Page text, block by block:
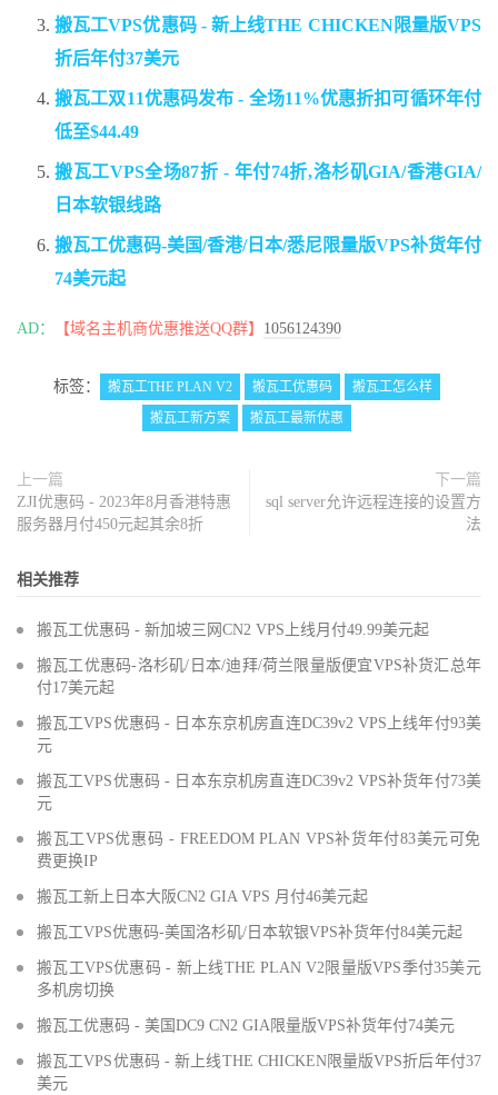
搬瓦工VPS优惠码 - 新上线THE CHICKEN限量版VPS
折后年付37美元
搬瓦工双11优惠码发布 - 全场11%优惠折扣可循环年付
低至$44.49
搬瓦工VPS全场87折 - 年付74折,洛杉矶GIA/香港GIA/
日本软银线路
搬瓦工优惠码-美国/香港/日本/悉尼限量版VPS补货年付
74美元起
AD： 【域名主机商优惠推送QQ群】 1056124390
标签： 搬瓦工THE PLAN V2 搬瓦工优惠码
搬瓦工怎么样
搬瓦工新方案
搬瓦工最新优惠
上一篇
ZJI优惠码 - 2023年8月香港特惠
服务器月付450元起其余8折
下一篇
sql server允许远程连接的设置方
法
相关推荐
搬瓦工优惠码 - 新加坡三网CN2 VPS上线月付49.99美元起
搬瓦工优惠码-洛杉矶/日本/迪拜/荷兰限量版便宜VPS补货汇总年
付17美元起
搬瓦工VPS优惠码 - 日本东京机房直连DC39v2 VPS上线年付93美
元
搬瓦工VPS优惠码 - 日本东京机房直连DC39v2 VPS补货年付73美
元
搬瓦工VPS优惠码 - FREEDOM PLAN VPS补货年付83美元可免
费更换IP
搬瓦工新上日本大阪CN2 GIA VPS 月付46美元起
搬瓦工VPS优惠码-美国洛杉矶/日本软银VPS补货年付84美元起
搬瓦工VPS优惠码 - 新上线THE PLAN V2限量版VPS季付35美元
多机房切换
搬瓦工优惠码 - 美国DC9 CN2 GIA限量版VPS补货年付74美元
搬瓦工VPS优惠码 - 新上线THE CHICKEN限量版VPS折后年付37
美元